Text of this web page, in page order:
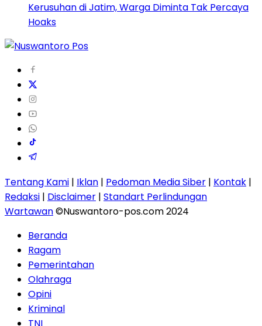
Kerusuhan di Jatim, Warga Diminta Tak Percaya
Hoaks
Tentang Kami | Iklan | Pedoman Media Siber | Kontak |
Redaksi | Disclaimer | Standart Perlindungan
Wartawan©Nuswantoro-pos.com 2024
Beranda
Ragam
Pemerintahan
Olahraga
Opini
Kriminal